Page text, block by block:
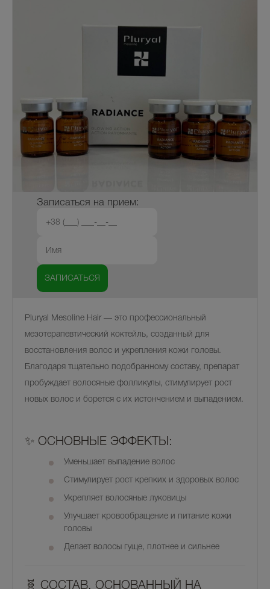
Записаться на прием:
Pluryal Mesoline Hair — это профессиональный
мезотерапевтический коктейль, созданный для
восстановления волос и укрепления кожи головы.
Благодаря тщательно подобранному составу, препарат
пробуждает волосяные фолликулы, стимулирует рост
новых волос и борется с их истончением и выпадением.
✨ ОСНОВНЫЕ ЭФФЕКТЫ:
Уменьшает выпадение волос
Стимулирует рост крепких и здоровых волос
Укрепляет волосяные луковицы
Улучшает кровообращение и питание кожи
головы
Делает волосы гуще, плотнее и сильнее
🧬 СОСТАВ, ОСНОВАННЫЙ НА